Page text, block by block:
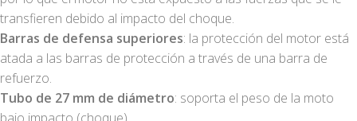
transfieren debido al impacto del choque.
Barras de defensa superiores: la protección del motor está
atada a las barras de protección a través de una barra de
refuerzo.
Tubo de 27 mm de diámetro: soporta el peso de la moto